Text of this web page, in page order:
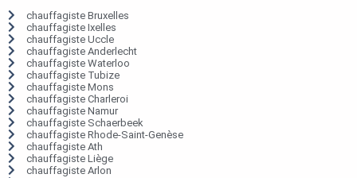
chauffagiste Bruxelles
chauffagiste Ixelles
chauffagiste Uccle
chauffagiste Anderlecht
chauffagiste Waterloo
chauffagiste Tubize
chauffagiste Mons
chauffagiste Charleroi
chauffagiste Namur
chauffagiste Schaerbeek
chauffagiste Rhode-Saint-Genèse
chauffagiste Ath
chauffagiste Liège
chauffagiste Arlon